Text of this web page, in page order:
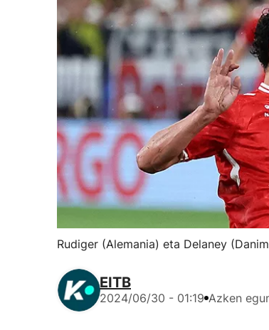
Rudiger (Alemania) eta Delaney
EITB
2024/06/30 - 01:19 Azken